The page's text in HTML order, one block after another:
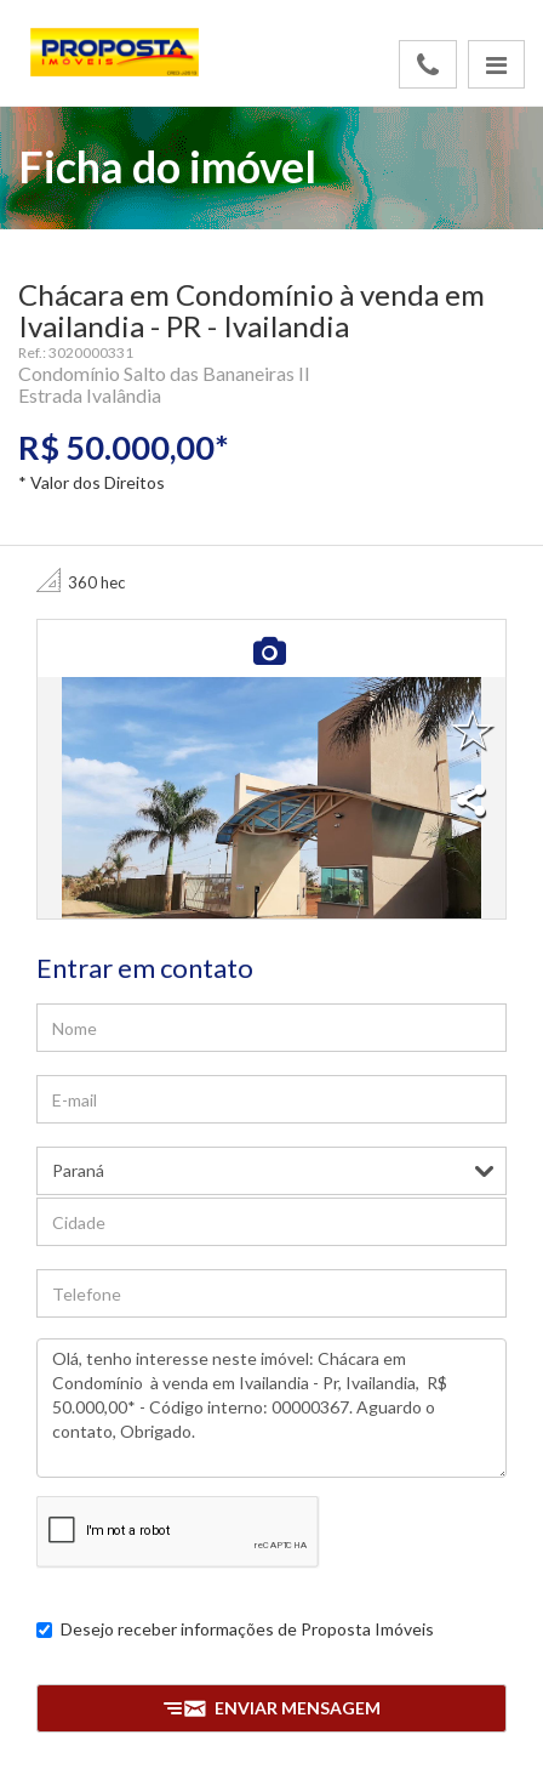
Ficha do imóvel
Chácara em Condomínio à venda em
Ivailandia - PR - Ivailandia
Ref.: 3020000331
Condomínio Salto das Bananeiras II
Estrada Ivalândia
R$ 50.000,00*
* Valor dos Direitos
360 hec
Entrar em contato
Desejo receber informações de Proposta Imóveis
ENVIAR MENSAGEM